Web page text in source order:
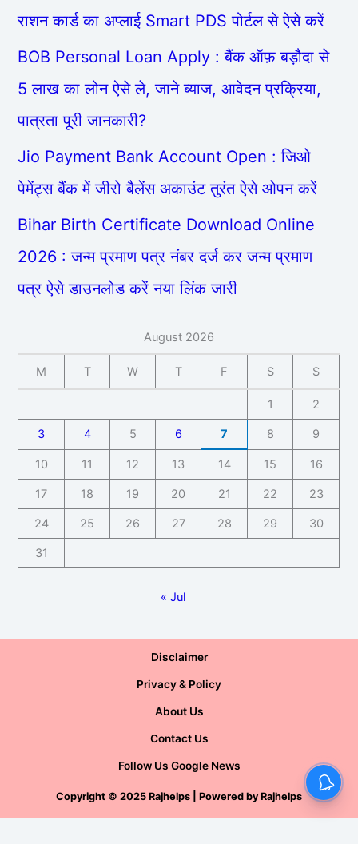
राशन कार्ड का अप्लाई Smart PDS पोर्टल से ऐसे करें
BOB Personal Loan Apply : बैंक ऑफ़ बड़ौदा से
5 लाख का लोन ऐसे ले, जाने ब्याज, आवेदन प्रक्रिया,
पात्रता पूरी जानकारी?
Jio Payment Bank Account Open : जिओ
पेमेंट्स बैंक में जीरो बैलेंस अकाउंट तुरंत ऐसे ओपन करें
Bihar Birth Certificate Download Online
2026 : जन्म प्रमाण पत्र नंबर दर्ज कर जन्म प्रमाण
पत्र ऐसे डाउनलोड करें नया लिंक जारी
August 2026
M T W T F S S
1 2
3 4 5 6 7 8 9
10 11 12 13 14 15 16
17 18 19 20 21 22 23
24 25 26 27 28 29 30
31
« Jul
Disclaimer
Privacy & Policy
About Us
Contact Us
Follow Us Google News
Copyright © 2025 Rajhelps | Powered by Rajhelps